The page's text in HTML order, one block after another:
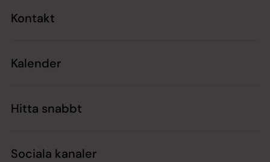
Kontakt
Kalender
Hitta snabbt
Sociala kanaler